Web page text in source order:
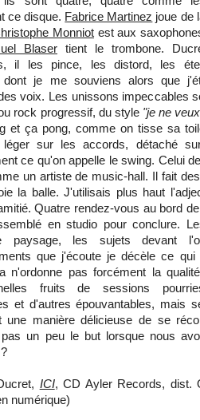
ce disque. Fabrice Martinez joue de
Monniot est aux
Blaser tient le trombone.
il les pince, les distord, les
dont je me souviens alors que
voix. Les unissons impeccables
rock progressif, du style "je ne
et ça pong, comme on tisse sa
léger sur les accords, détaché
ce qu'on appelle le swing. Celui
un artiste de music-hall. Il fait
la balle. J'utilisais plus haut
Quatre rendez-vous au bord
en studio pour conclure.
paysage, les sujets devant
que j'écoute je décèle ce
n'ordonne pas forcément la
fruits de sessions
et d'autres épouvantables, mais
une manière délicieuse de se
pas un peu le but lorsque nous
ICI, CD Ayler Records, dist.
numérique)